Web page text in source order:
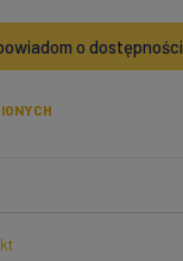
o dostępności